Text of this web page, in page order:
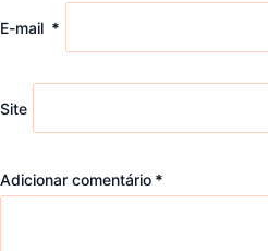
E-mail *
Site
Adicionar comentário *